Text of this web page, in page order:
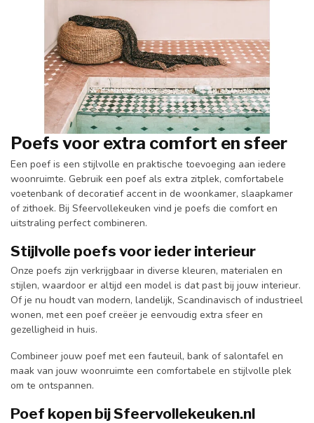
Poefs voor extra comfort en sfeer
Een poef is een stijlvolle en praktische toevoeging aan iedere
woonruimte. Gebruik een poef als extra zitplek, comfortabele
voetenbank of decoratief accent in de woonkamer, slaapkamer
of zithoek. Bij Sfeervollekeuken vind je poefs die comfort en
uitstraling perfect combineren.
Stijlvolle poefs voor ieder interieur
Onze poefs zijn verkrijgbaar in diverse kleuren, materialen en
stijlen, waardoor er altijd een model is dat past bij jouw interieur.
Of je nu houdt van modern, landelijk, Scandinavisch of industrieel
wonen, met een poef creëer je eenvoudig extra sfeer en
gezelligheid in huis.
Combineer jouw poef met een fauteuil, bank of salontafel en
maak van jouw woonruimte een comfortabele en stijlvolle plek
om te ontspannen.
Poef kopen bij Sfeervollekeuken.nl